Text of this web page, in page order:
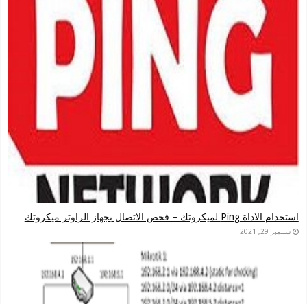
استخدام الاداة Ping لميكروتك – فحص الاتصال بجهاز الراوتر ميكروتك
سبتمبر 29, 2021